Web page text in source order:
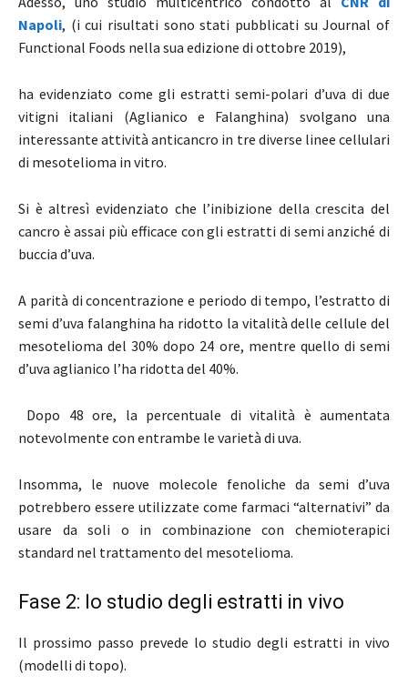
Napoli, (i cui risultati sono stati pubblicati su Journal of
Functional Foods nella sua edizione di ottobre 2019),
ha evidenziato come gli estratti semi-polari d’uva di due
vitigni italiani (Aglianico e Falanghina) svolgano una
interessante attività anticancro in tre diverse linee cellulari
di mesotelioma in vitro.
Si è altresì evidenziato che l’inibizione della crescita del
cancro è assai più efficace con gli estratti di semi anziché di
buccia d’uva.
A parità di concentrazione e periodo di tempo, l’estratto di
semi d’uva falanghina ha ridotto la vitalità delle cellule del
mesotelioma del 30% dopo 24 ore, mentre quello di semi
d’uva aglianico l’ha ridotta del 40%.
Dopo 48 ore, la percentuale di vitalità è aumentata
notevolmente con entrambe le varietà di uva.
Insomma, le nuove molecole fenoliche da semi d’uva
potrebbero essere utilizzate come farmaci “alternativi” da
usare da soli o in combinazione con chemioterapici
standard nel trattamento del mesotelioma.
Fase 2: lo studio degli estratti in vivo
Il prossimo passo prevede lo studio degli estratti in vivo
(modelli di topo).